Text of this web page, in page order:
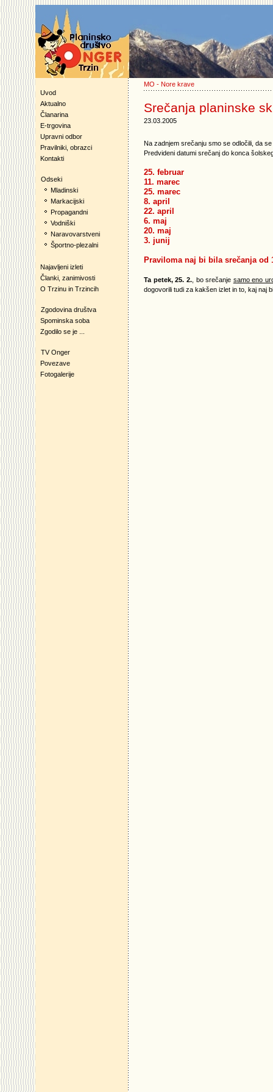
Uvod
Aktualno
Članarina
E-trgovina
Upravni odbor
Pravilniki, obrazci
Kontakti
Odseki
Mladinski
Markacijski
Propagandni
Vodniški
Naravovarstveni
Športno-plezalni
Najavljeni izleti
Članki, zanimivosti
O Trzinu in Trzincih
Zgodovina društva
Spominska soba
Zgodilo se je ...
TV Onger
Povezave
Fotogalerije
MO - Nore krave
Srečanja planinske
23.03.2005
Na zadnjem srečanju smo se odločili, da
Predvideni datumi srečanj do konca
25. februar
11. marec
25. marec
8. april
22. april
6. maj
20. maj
3. junij
Praviloma naj bi bila srečanja od
Ta petek, 25. 2., bo srečanje samo eno
dogovorili tudi za kakšen izlet in to, kaj naj